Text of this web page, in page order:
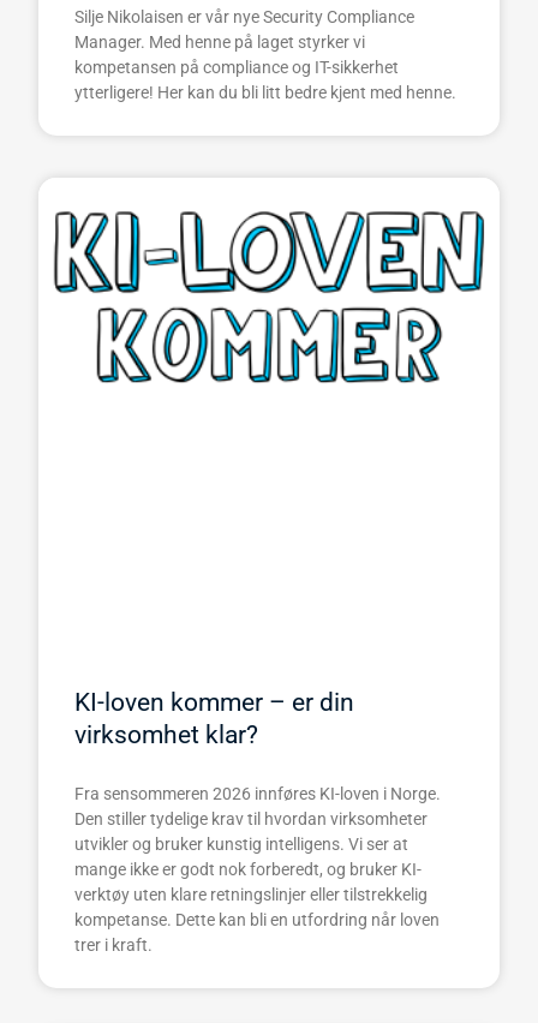
Silje Nikolaisen er vår nye Security Compliance
Manager. Med henne på laget styrker vi
kompetansen på compliance og IT-sikkerhet
ytterligere! Her kan du bli litt bedre kjent med henne.
KI-loven kommer – er din
virksomhet klar?
Fra sensommeren 2026 innføres KI-loven i Norge.
Den stiller tydelige krav til hvordan virksomheter
utvikler og bruker kunstig intelligens. Vi ser at
mange ikke er godt nok forberedt, og bruker KI-
verktøy uten klare retningslinjer eller tilstrekkelig
kompetanse. Dette kan bli en utfordring når loven
trer i kraft.